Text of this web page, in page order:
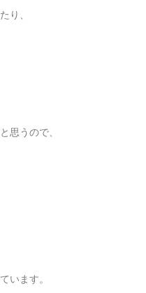
り、
思うので、
います。